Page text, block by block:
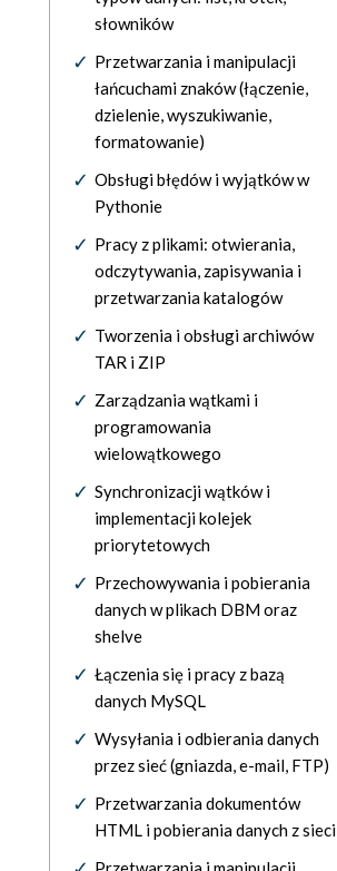
słowników
Przetwarzania i manipulacji
łańcuchami znaków (łączenie,
dzielenie, wyszukiwanie,
formatowanie)
Obsługi błędów i wyjątków w
Pythonie
Pracy z plikami: otwierania,
odczytywania, zapisywania i
przetwarzania katalogów
Tworzenia i obsługi archiwów
TAR i ZIP
Zarządzania wątkami i
programowania
wielowątkowego
Synchronizacji wątków i
implementacji kolejek
priorytetowych
Przechowywania i pobierania
danych w plikach DBM oraz
shelve
Łączenia się i pracy z bazą
danych MySQL
Wysyłania i odbierania danych
przez sieć (gniazda, e-mail, FTP)
Przetwarzania dokumentów
HTML i pobierania danych z sieci